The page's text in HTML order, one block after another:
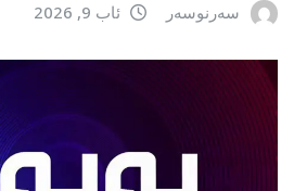
سەرنوسەر ئاب 9, 2026